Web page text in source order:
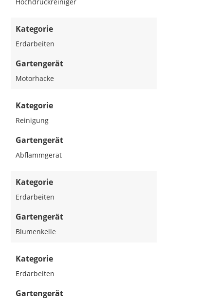
Kategorie
Erdarbeiten
Gartengerät
Motorhacke
Kategorie
Reinigung
Gartengerät
Abflammgerät
Kategorie
Erdarbeiten
Gartengerät
Blumenkelle
Kategorie
Erdarbeiten
Gartengerät